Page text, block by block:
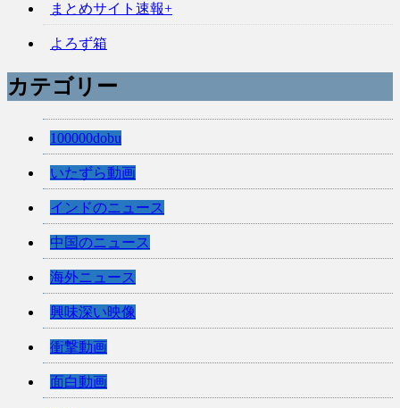
まとめサイト速報+
よろず箱
カテゴリー
100000dobu
いたずら動画
インドのニュース
中国のニュース
海外ニュース
興味深い映像
衝撃動画
面白動画